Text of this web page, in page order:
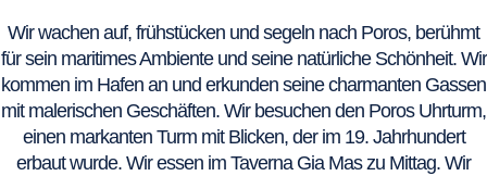
Wir wachen auf, frühstücken und segeln nach Poros, berühmt
für sein maritimes Ambiente und seine natürliche Schönheit. Wir
kommen im Hafen an und erkunden seine charmanten Gassen
mit malerischen Geschäften. Wir besuchen den Poros Uhrturm,
einen markanten Turm mit Blicken, der im 19. Jahrhundert
erbaut wurde. Wir essen im Taverna Gia Mas zu Mittag. Wir